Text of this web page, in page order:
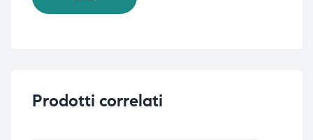
Prodotti correlati